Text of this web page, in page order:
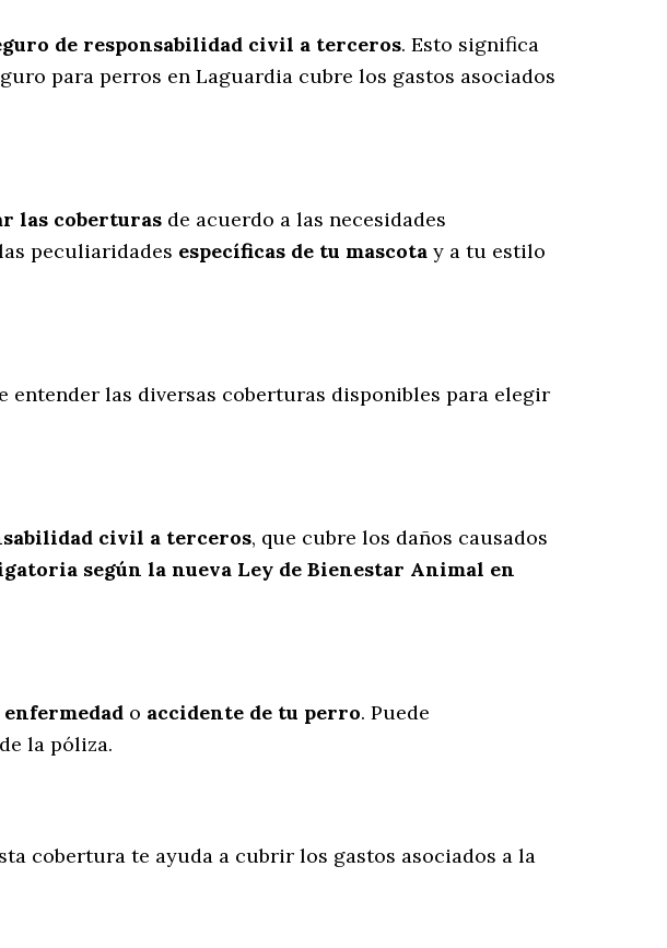
de responsabilidad civil a terceros. Esto significa
para perros en Laguardia cubre los gastos asociados
las coberturas de acuerdo a las necesidades
peculiaridades específicas de tu mascota y a tu estilo
entender las diversas coberturas disponibles para elegir
civil a terceros, que cubre los daños causados
según la nueva Ley de Bienestar Animal en
enfermedad o accidente de tu perro. Puede
la póliza.
cobertura te ayuda a cubrir los gastos asociados a la